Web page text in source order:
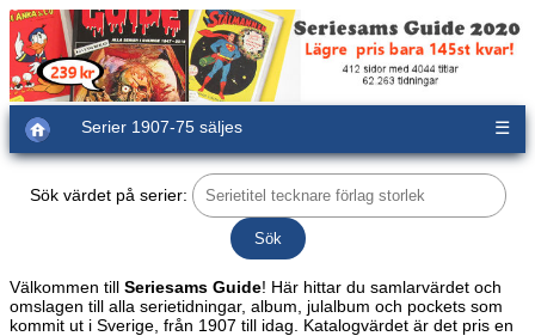
Serier 1907-75 säljes ☰
Sök värdet på serier:
Välkommen till Seriesams Guide! Här hittar du samlarvärdet och
omslagen till alla serietidningar, album, julalbum och pockets som
kommit ut i Sverige, från 1907 till idag. Katalogvärdet är det pris en